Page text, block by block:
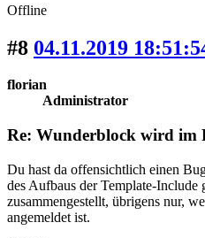
Offline
#8 04.11.2019
florian
Administrator
Re: Wunderblock wird im
Du hast da offensichtlich einen
des Aufbaus der Template-Include
zusammengestellt, übrigens nur,
angemeldet ist.